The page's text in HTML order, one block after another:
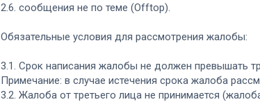
2.6. сообщения не по теме (Offtop).
Обязательные условия для рассмотрения жалобы:
3.1. Срок написания жалобы не должен превышать
Примечание: в случае истечения срока жалоба
3.2. Жалоба от третьего лица не принимается